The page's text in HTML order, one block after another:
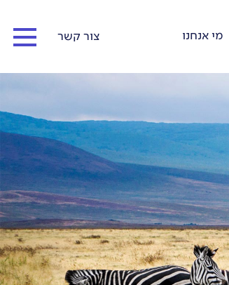
מי אנחנו צור קשר
המדריכים שלנו
כתבו עלינו
כתבות וסיפורי דרך
תנאי התקשרות ורישום